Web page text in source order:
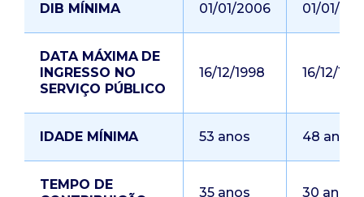
DIB MÍNIMA 01/01/2006 01/01/
DATA MÁXIMA DE
INGRESSO NO
SERVIÇO PÚBLICO
16/12/1998 16/12/
IDADE MÍNIMA 53 anos 48 anos
TEMPO DE
35 anos 30 anos